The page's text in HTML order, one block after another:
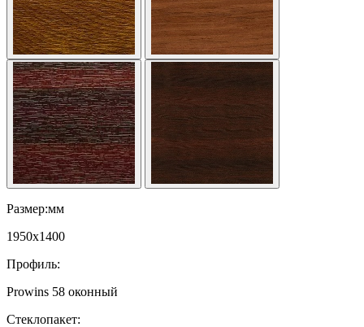
Размер:мм
1950x1400
Профиль:
Prowins 58 оконный
Стеклопакет: